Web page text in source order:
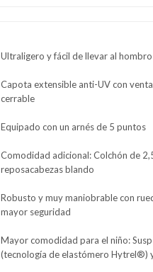
Ultraligero y fácil de llevar al hombro
Capota extensible anti-UV con
cerrable
Equipado con un arnés de 5 puntos
Comodidad adicional: Colchón de
reposacabezas blando
Robusto y muy maniobrable con
mayor seguridad
Mayor comodidad para el niño:
(tecnología de elastómero Hytrel®)